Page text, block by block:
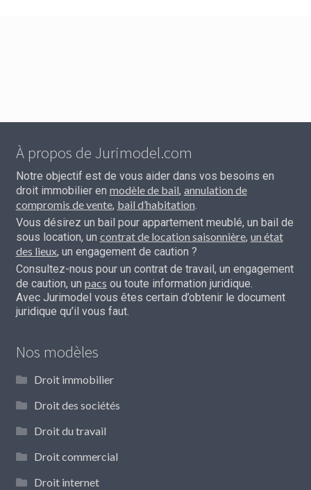
À propos de Jurimodel.com
Notre objectif est de vous aider dans vos besoins en
droit immobilier en modèle de bail, annulation de
compromis de vente, bail d’habitation.
Vous désirez un bail pour appartement meublé, un bail de
sous location, un contrat de location saisonnière, un état
des lieux, un engagement de caution ?
Consultez-nous pour un contrat de travail, un engagement
de caution, un pacs ou toute information juridique.
Avec Jurimodel vous êtes certain d’obtenir le document
juridique qu’il vous faut.
Nos modèles
Droit immobilier
Droit des sociétés
Droit du travail
Droit commercial
Droit internet